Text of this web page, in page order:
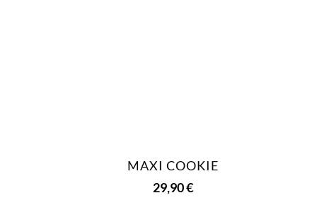
MAXI COOKIE
29,90€